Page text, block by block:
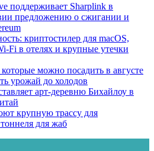
поддерживает Sharplink в
предложению о сжигании и
криптостилер для macOS,
Fi в отелях и крупные утечки
можно посадить в августе
урожай до холодов
арт-деревню Бихайлоу в
крупную трассу для
для жаб